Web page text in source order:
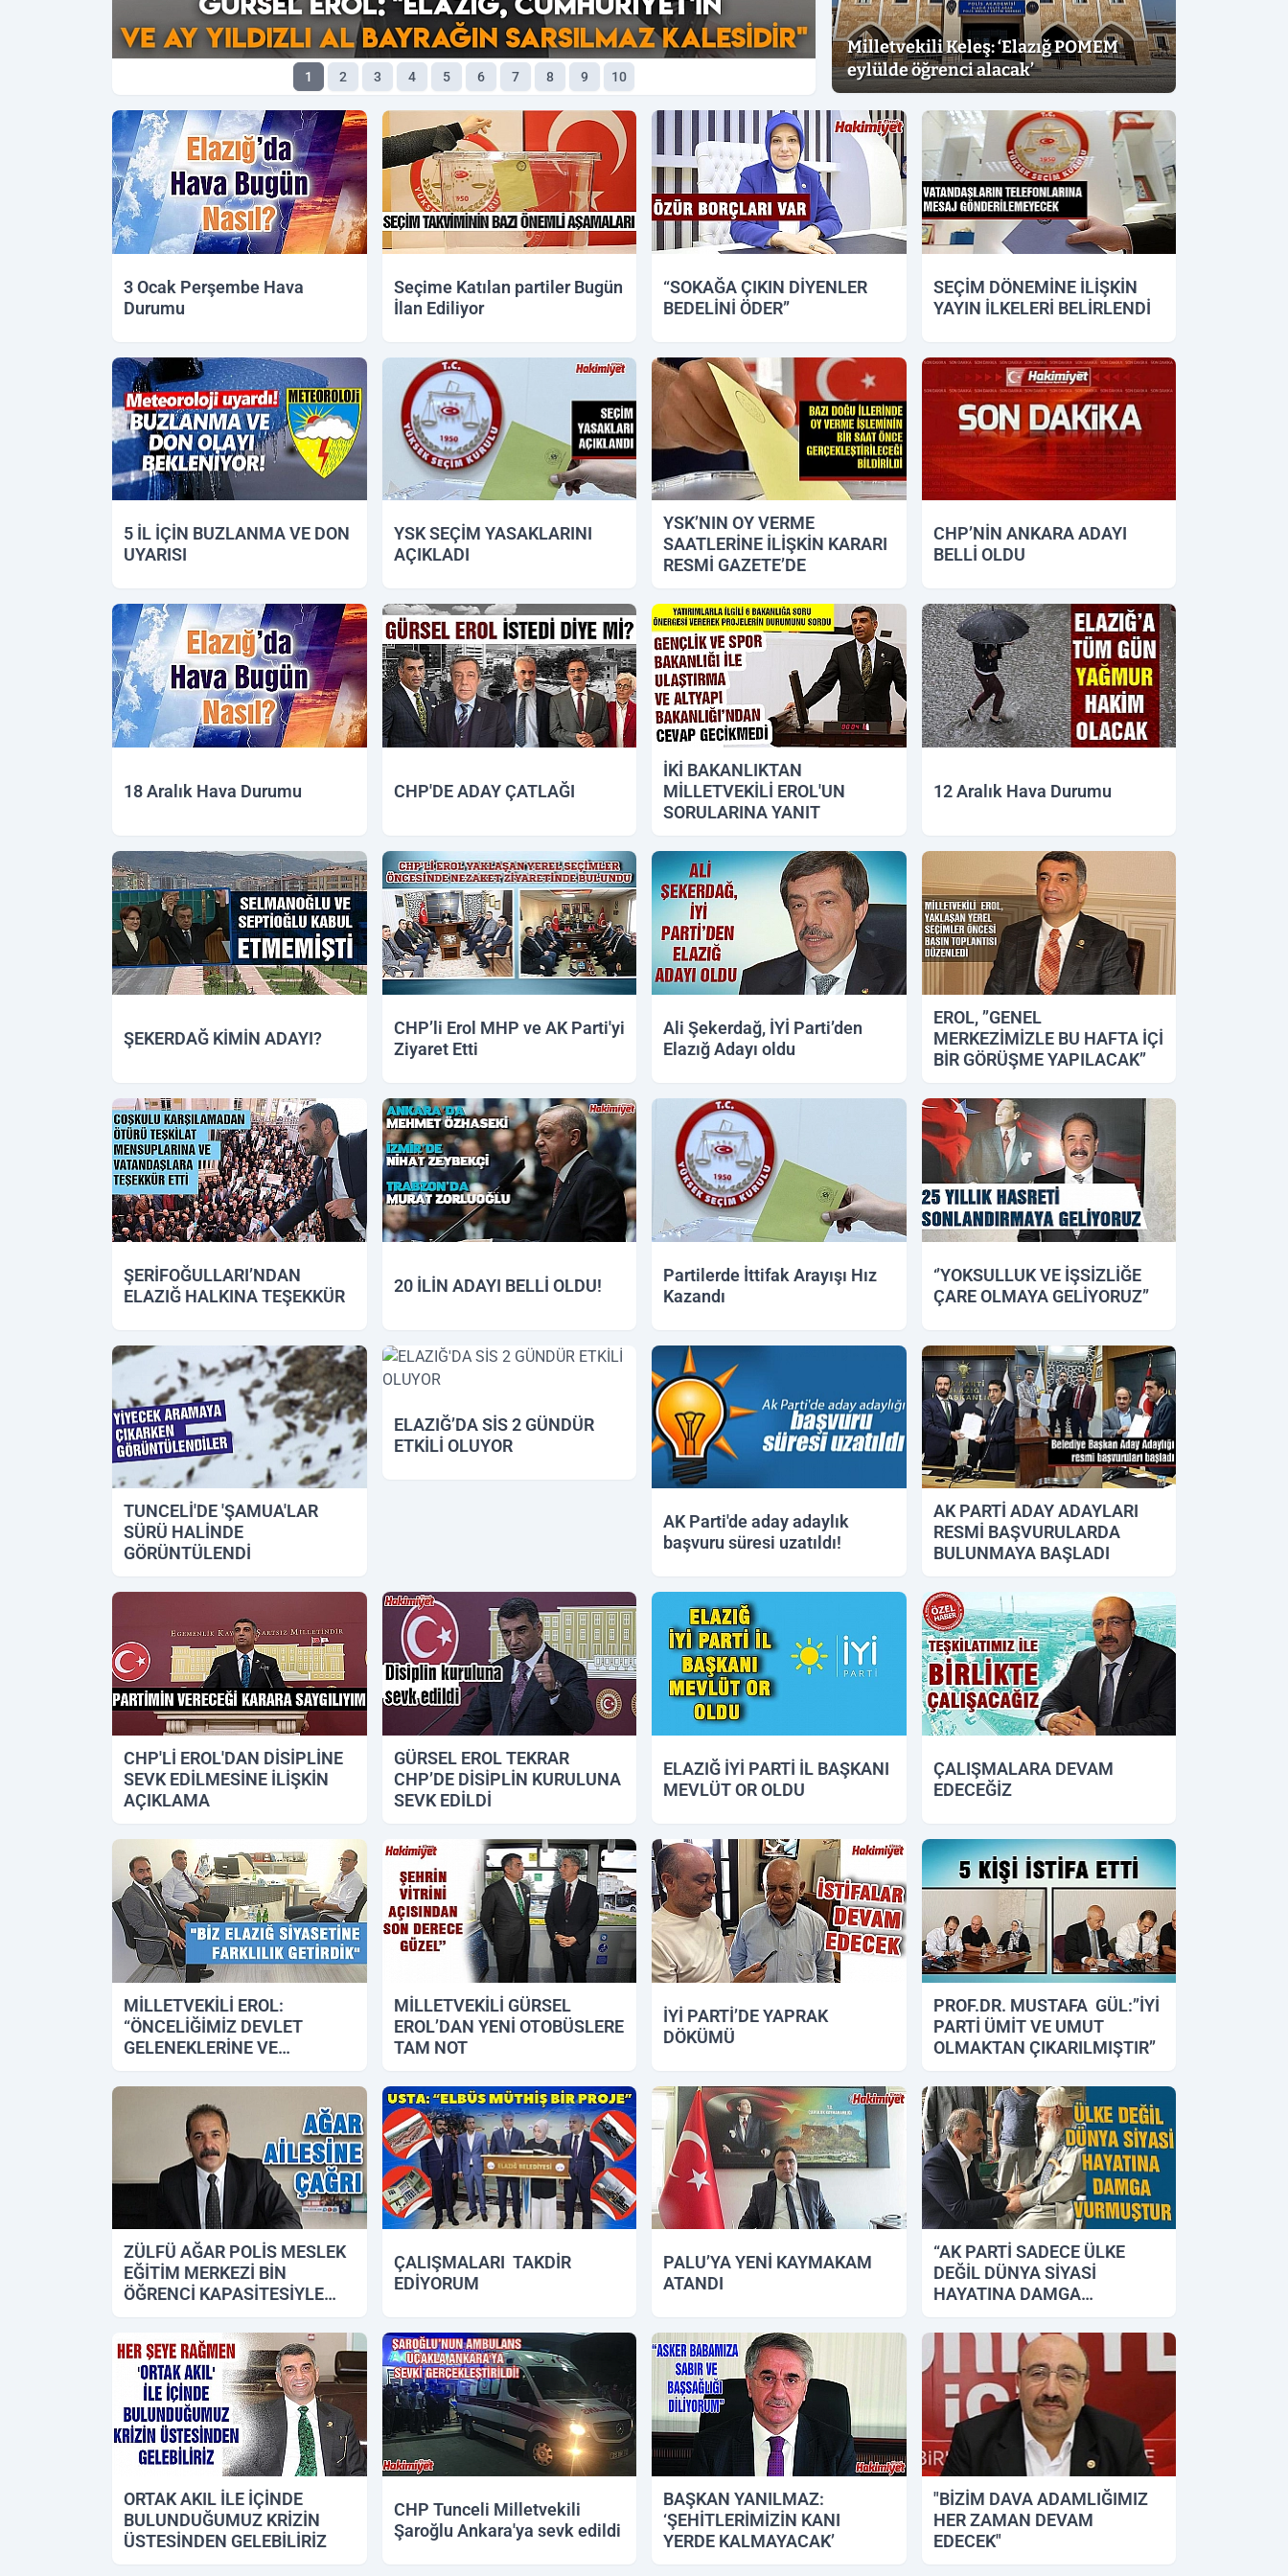
1 2 3 4 5 6 7 8 9 10
Milletvekili Keleş: ‘Elazığ POMEM
eylülde öğrenci alacak’
3 Ocak Perşembe Hava
Durumu
Seçime Katılan partiler Bugün
İlan Ediliyor
“SOKAĞA ÇIKIN DİYENLER
BEDELİNİ ÖDER”
SEÇİM DÖNEMİNE İLİŞKİN
YAYIN İLKELERİ BELİRLENDİ
5 İL İÇİN BUZLANMA VE DON
UYARISI
YSK SEÇİM YASAKLARINI
AÇIKLADI
YSK’NIN OY VERME
SAATLERİNE İLİŞKİN KARARI
RESMİ GAZETE’DE
CHP’NİN ANKARA ADAYI
BELLİ OLDU
18 Aralık Hava Durumu CHP'DE ADAY ÇATLAĞI
İKİ BAKANLIKTAN
MİLLETVEKİLİ EROL'UN
SORULARINA YANIT
12 Aralık Hava Durumu
ŞEKERDAĞ KİMİN ADAYI?
CHP’li Erol MHP ve AK Parti'yi
Ziyaret Etti
Ali Şekerdağ, İYİ Parti’den
Elazığ Adayı oldu
EROL, ’’GENEL
MERKEZİMİZLE BU HAFTA İÇİ
BİR GÖRÜŞME YAPILACAK’’
ŞERİFOĞULLARI’NDAN
ELAZIĞ HALKINA TEŞEKKÜR
20 İLİN ADAYI BELLİ OLDU!
Partilerde İttifak Arayışı Hız
Kazandı
‘’YOKSULLUK VE İŞSİZLİĞE
ÇARE OLMAYA GELİYORUZ”
TUNCELİ'DE 'ŞAMUA'LAR
SÜRÜ HALİNDE
GÖRÜNTÜLENDİ
ELAZIĞ’DA SİS 2 GÜNDÜR
ETKİLİ OLUYOR
AK Parti'de aday adaylık
başvuru süresi uzatıldı!
AK PARTİ ADAY ADAYLARI
RESMİ BAŞVURULARDA
BULUNMAYA BAŞLADI
CHP'Lİ EROL'DAN DİSİPLİNE
SEVK EDİLMESİNE İLİŞKİN
AÇIKLAMA
GÜRSEL EROL TEKRAR
CHP’DE DİSİPLİN KURULUNA
SEVK EDİLDİ
ELAZIĞ İYİ PARTİ İL BAŞKANI
MEVLÜT OR OLDU
ÇALIŞMALARA DEVAM
EDECEĞİZ
MİLLETVEKİLİ EROL:
“ÖNCELİĞİMİZ DEVLET
GELENEKLERİNE VE
ÇIKMAKTIR”
MİLLETVEKİLİ GÜRSEL
EROL’DAN YENİ OTOBÜSLERE
TAM NOT
İYİ PARTİ’DE YAPRAK
DÖKÜMÜ
PROF.DR. MUSTAFA GÜL:’’İYİ
PARTİ ÜMİT VE UMUT
OLMAKTAN ÇIKARILMIŞTIR’’
ZÜLFÜ AĞAR POLİS MESLEK
EĞİTİM MERKEZİ BİN
ÖĞRENCİ KAPASİTESİYLE
ÇALIŞMALARI TAKDİR
EDİYORUM
PALU’YA YENİ KAYMAKAM
ATANDI
“AK PARTİ SADECE ÜLKE
DEĞİL DÜNYA SİYASİ
HAYATINA DAMGA
ORTAK AKIL İLE İÇİNDE
BULUNDUĞUMUZ KRİZİN
ÜSTESİNDEN GELEBİLİRİZ
CHP Tunceli Milletvekili
Şaroğlu Ankara'ya sevk edildi
BAŞKAN YANILMAZ:
‘ŞEHİTLERİMİZİN KANI
YERDE KALMAYACAK’
"BİZİM DAVA ADAMLIĞIMIZ
HER ZAMAN DEVAM
EDECEK"